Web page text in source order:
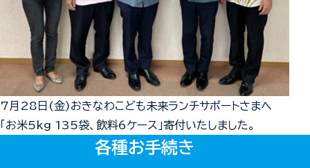
7月28日(金)おきなわこども未来ランチサポートさまへ
「お米5kg 135袋、飲料6ケース」寄付いたしました。
各種お手続き